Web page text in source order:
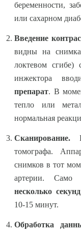
беременности,
или сахарном
Введение
видны на
локтевом сгибе)
инжектора
препарат. В
тепло или
нормальная
Сканирование.
томографа.
снимков в тот
артерии. Само
несколько секунд
10-15 минут.
Обработка